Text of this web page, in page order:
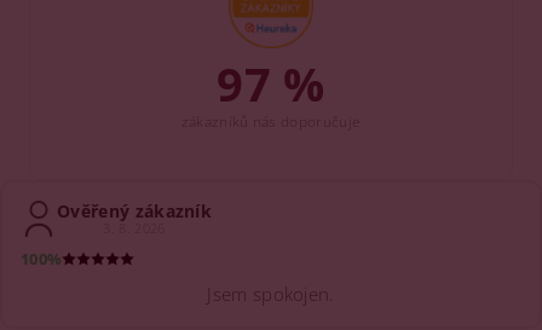
97 %
Ověřený zákazník
100%
Jsem spokojen.